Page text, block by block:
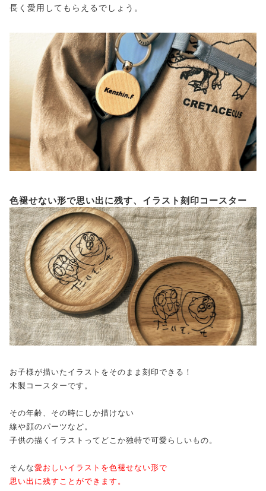
長く愛用してもらえるでしょう。
色褪せない形で思い出に残す、イラスト刻印コースター
お子様が描いたイラストをそのまま刻印できる！
木製コースターです。
その年齢、その時にしか描けない
線や顔のパーツなど。
子供の描くイラストってどこか独特で可愛らしいもの。
そんな愛おしいイラストを色褪せない形で
思い出に残すことができます。